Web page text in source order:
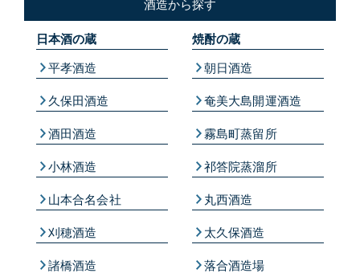
酒造から探す
日本酒の蔵
平孝酒造
久保田酒造
酒田酒造
小林酒造
山本合名会社
刈穂酒造
諸橋酒造
焼酎の蔵
朝日酒造
奄美大島開運酒造
霧島町蒸留所
祁答院蒸溜所
丸西酒造
太久保酒造
落合酒造場